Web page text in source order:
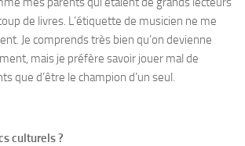
de livres. L’étiquette de musicien ne me
Je comprends très bien qu’on devienne
mais je préfère savoir jouer mal de
que d’être le champion d’un seul.
culturels ?